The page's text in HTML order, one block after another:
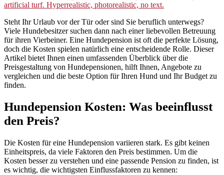
Steht Ihr Urlaub vor der Tür oder sind Sie beruflich unterwegs?
Viele Hundebesitzer suchen dann nach einer liebevollen Betreuung
für ihren Vierbeiner. Eine Hundepension ist oft die perfekte Lösung,
doch die Kosten spielen natürlich eine entscheidende Rolle. Dieser
Artikel bietet Ihnen einen umfassenden Überblick über die
Preisgestaltung von Hundepensionen, hilft Ihnen, Angebote zu
vergleichen und die beste Option für Ihren Hund und Ihr Budget zu
finden.
Hundepension Kosten: Was beeinflusst
den Preis?
Die Kosten für eine Hundepension variieren stark. Es gibt keinen
Einheitspreis, da viele Faktoren den Preis bestimmen. Um die
Kosten besser zu verstehen und eine passende Pension zu finden, ist
es wichtig, die wichtigsten Einflussfaktoren zu kennen: